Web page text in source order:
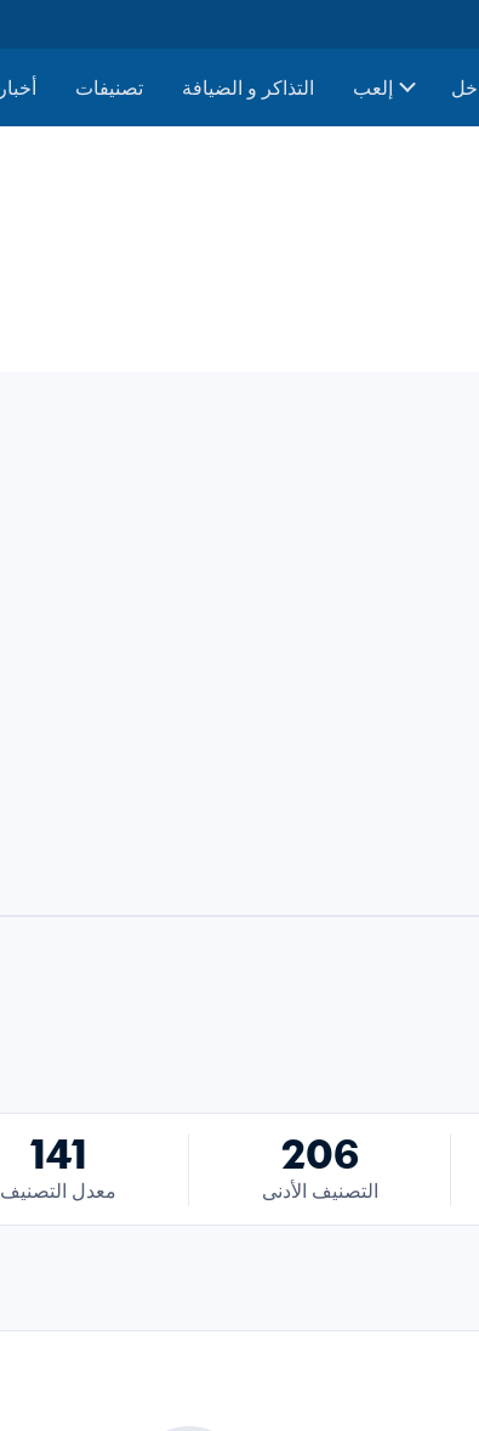
أخبار تصنيفات التذاكر و الضيافة إلعب
206
التصنيف الأدنى
141
معدل التصنيف